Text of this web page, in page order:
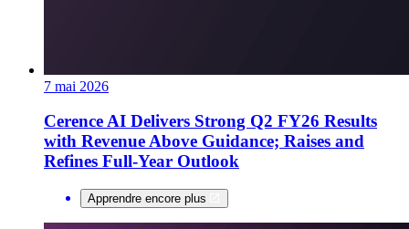
7 mai 2026
Cerence AI Delivers Strong Q2 FY26 Results
with Revenue Above Guidance; Raises and
Refines Full-Year Outlook
Apprendre encore plus